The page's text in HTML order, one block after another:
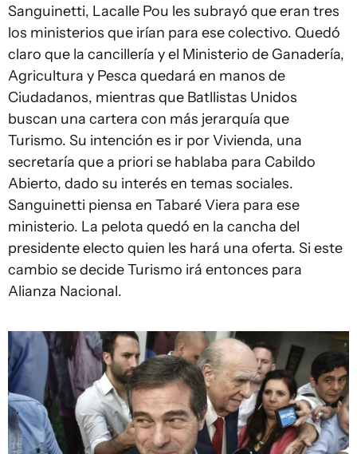
Sanguinetti, Lacalle Pou les subrayó que eran tres
los ministerios que irían para ese colectivo. Quedó
claro que la cancillería y el Ministerio de Ganadería,
Agricultura y Pesca quedará en manos de
Ciudadanos, mientras que Batllistas Unidos
buscan una cartera con más jerarquía que
Turismo. Su intención es ir por Vivienda, una
secretaría que a priori se hablaba para Cabildo
Abierto, dado su interés en temas sociales.
Sanguinetti piensa en Tabaré Viera para ese
ministerio. La pelota quedó en la cancha del
presidente electo quien les hará una oferta. Si este
cambio se decide Turismo irá entonces para
Alianza Nacional.